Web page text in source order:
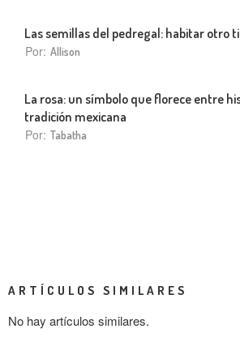
Las semillas del pedregal: habitar otro
Por: Allison
La rosa: un símbolo que florece entre
tradición mexicana
Por: Tabatha
ARTÍCULOS SIMILARES
No hay artículos similares.